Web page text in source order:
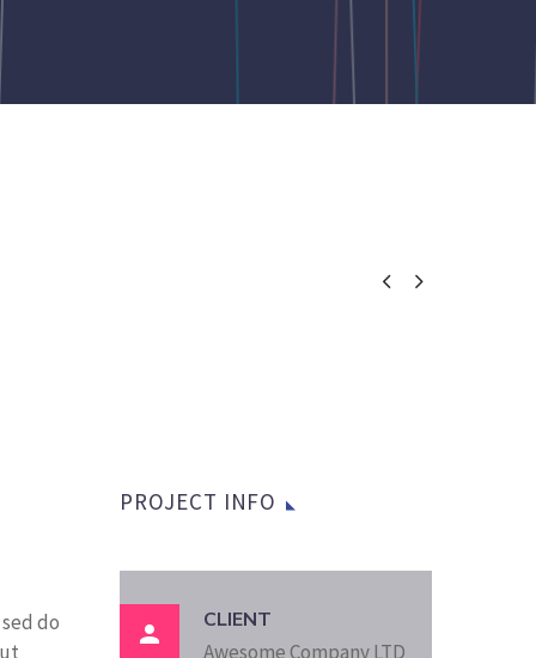
 
do
PROJECT INFO

CLIENT
Awesome Company LTD